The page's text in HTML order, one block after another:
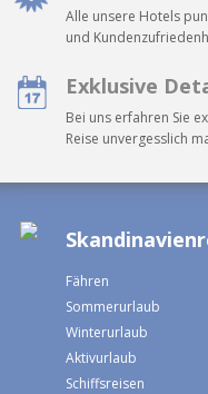
Alle unsere Hotels
und
Exklusive
Bei uns erfahren Sie
Reise unvergesslich
Fähren
Sommerurlaub
Winterurlaub
Aktivurlaub
Schiffsreisen